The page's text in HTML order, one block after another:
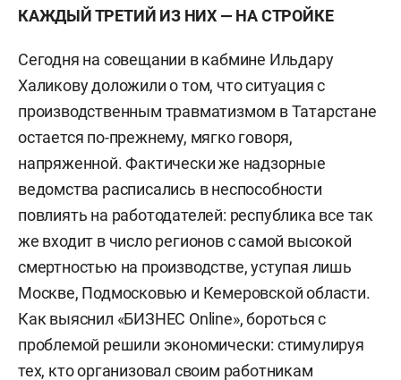
КАЖДЫЙ ТРЕТИЙ ИЗ НИХ — НА СТРОЙКЕ
Сегодня на совещании в кабмине Ильдару
Халикову доложили о том, что ситуация с
производственным травматизмом в Татарстане
остается по-прежнему, мягко говоря,
напряженной. Фактически же надзорные
ведомства расписались в неспособности
повлиять на работодателей: республика все так
же входит в число регионов с самой высокой
смертностью на производстве, уступая лишь
Москве, Подмосковью и Кемеровской области.
Как выяснил «БИЗНЕС Online», бороться с
проблемой решили экономически: стимулируя
тех, кто организовал своим работникам